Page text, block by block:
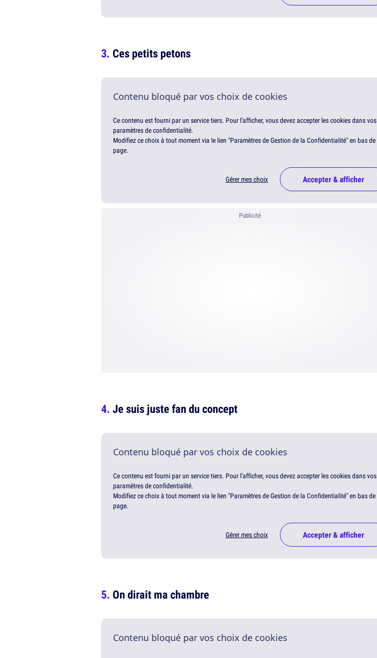
Ces petits petons
Contenu bloqué par vos choix de cookies
Ce contenu est fourni par un service tiers. Pour l'afficher, vous devez accepter les cookies dans vos
paramètres de confidentialité.
Modifiez ce choix à tout moment via le lien "Paramètres de Gestion de la Confidentialité" en bas de
page.
Gérer mes choix Accepter & afficher
Publicité
Je suis juste fan du concept
Contenu bloqué par vos choix de cookies
Ce contenu est fourni par un service tiers. Pour l'afficher, vous devez accepter les cookies dans vos
paramètres de confidentialité.
Modifiez ce choix à tout moment via le lien "Paramètres de Gestion de la Confidentialité" en bas de
page.
Gérer mes choix Accepter & afficher
On dirait ma chambre
Contenu bloqué par vos choix de cookies